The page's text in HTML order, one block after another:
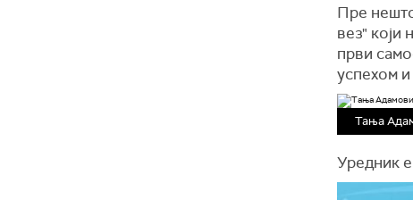
Пре
вез" који
први
успехом
Тања
Уредник